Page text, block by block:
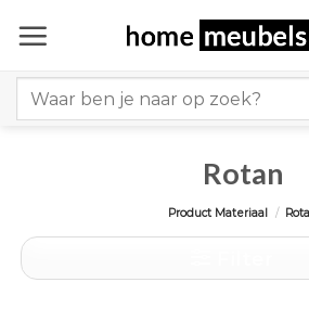
naar
for:
Rotan
Product Materiaal /